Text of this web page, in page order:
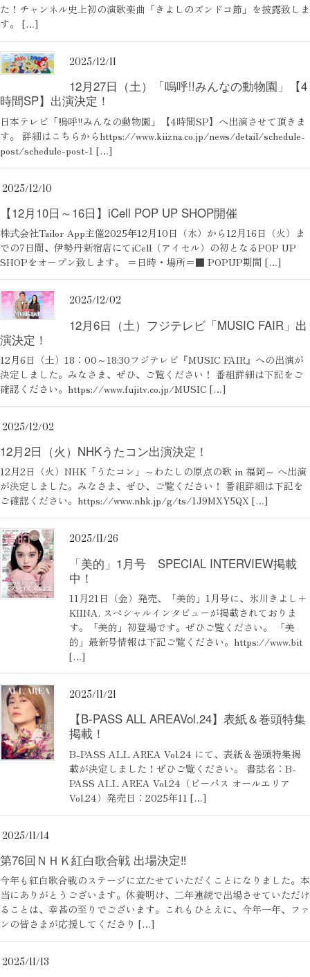
た！チャンネル史上初の演歌楽曲「きよしのズンドコ節」を披露致しま
す。 […]
2025/12/11
12月27日（土）「嗚呼!!みんなの動物園」【4
時間SP】出演決定！
日本テレビ「嗚呼‼みんなの動物園」【4時間SP】へ出演させて頂きま
す。 詳細はこちらからhttps://www.kiizna.co.jp/news/detail/schedule-
post/schedule-post-1 […]
2025/12/10
【12月10日～16日】iCell POP UP SHOP開催
株式会社Tailor App主催2025年12月10日（水）から12月16日（火）ま
での7日間、伊勢丹新宿店にてiCell（アイセル）の初となるPOP UP
SHOPをオープン致します。 ＝日時・場所＝■ POPUP期間 […]
2025/12/02
12月6日（土）フジテレビ「MUSIC FAIR」出
演決定！
12月6日（土）18：00～18:30フジテレビ『MUSIC FAIR』への出演が
決定しました。みなさま、ぜひ、ご覧ください！ 番組詳細は下記をご
確認ください。https://www.fujitv.co.jp/MUSIC […]
2025/12/02
12月2日（火）NHKうたコン出演決定！
12月2日（火）NHK「うたコン」～わたしの原点の歌 in 福岡～ へ出演
が決定しました。みなさま、ぜひ、ご覧ください！ 番組詳細は下記を
ご確認ください。https://www.nhk.jp/g/ts/1J9MXY5QX […]
2025/11/26
「美的」1月号 SPECIAL INTERVIEW掲載
中！
11月21日（金）発売、「美的」1月号に、氷川きよし＋
KIINA. スペシャルインタビューが掲載されておりま
す。「美的」初登場です。ぜひご覧ください。 「美
的」最新号情報は下記ご覧ください。https://www.bit
[…]
2025/11/21
【B-PASS ALL AREAVol.24】表紙＆巻頭特集
掲載！
B-PASS ALL AREA Vol.24 にて、表紙＆巻頭特集掲
載が決定しました！ぜひご覧ください。 書誌名：B-
PASS ALL AREA Vol.24（ビーパス オールエリア
Vol.24）発売日：2025年11 […]
2025/11/14
第76回ＮＨＫ紅白歌合戦 出場決定‼
今年も紅白歌合戦のステージに立たせていただくことになりました。本
当にありがとうございます。休養明け、二年連続で出場させていただけ
ることは、幸甚の至りでございます。これもひとえに、今年一年、ファ
ンの皆さまが応援してくださり […]
2025/11/13